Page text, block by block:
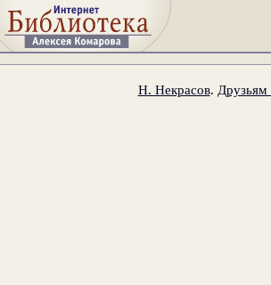
Н. Некрасов.